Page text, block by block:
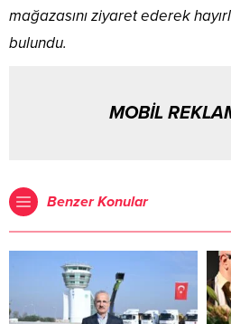
mağazasını ziyaret ederek
bulundu.
MOBİL
Benzer Konular